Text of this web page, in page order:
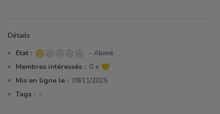
Détails
Etat : 1 sur 5 étoiles
- Abimé
Membres intéressés : 0 x
Mis en ligne le : 09/11/2025
Tags : -